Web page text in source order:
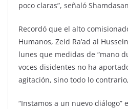
poco claras”, señaló
Recordó que el alto
Humanos, Zeid Ra’ad al
lunes que medidas de “mano
voces disidentes no ha
agitación, sino todo lo
“Instamos a un nuevo diálogo”